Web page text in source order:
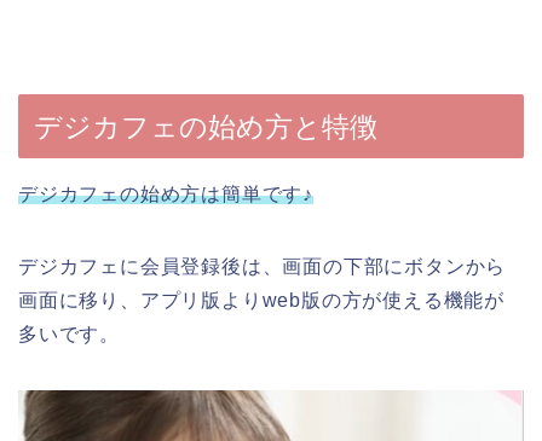
デジカフェの始め方と特徴
デジカフェの始め方は簡単です♪
デジカフェに会員登録後は、画面の下部にボタンから
画面に移り、アプリ版よりweb版の方が使える機能が
多いです。